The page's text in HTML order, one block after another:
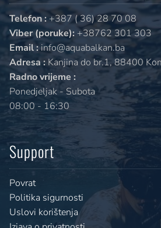
Telefon : +387 ( 36) 28 70 08
Viber (poruke): +38762 301 303
Email :info@aquabalkan.ba
Adresa : Kanjina do br.1, 88400
Radno vrijeme :
Ponedjeljak - Subota
08:00 - 16:30
Support
Povrat
Politika sigurnosti
Uslovi korištenja